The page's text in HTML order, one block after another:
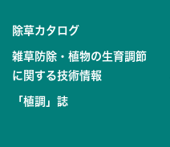
除草カタログ
雑草防除・植物の生育調節
に関する技術情報
「植調」誌